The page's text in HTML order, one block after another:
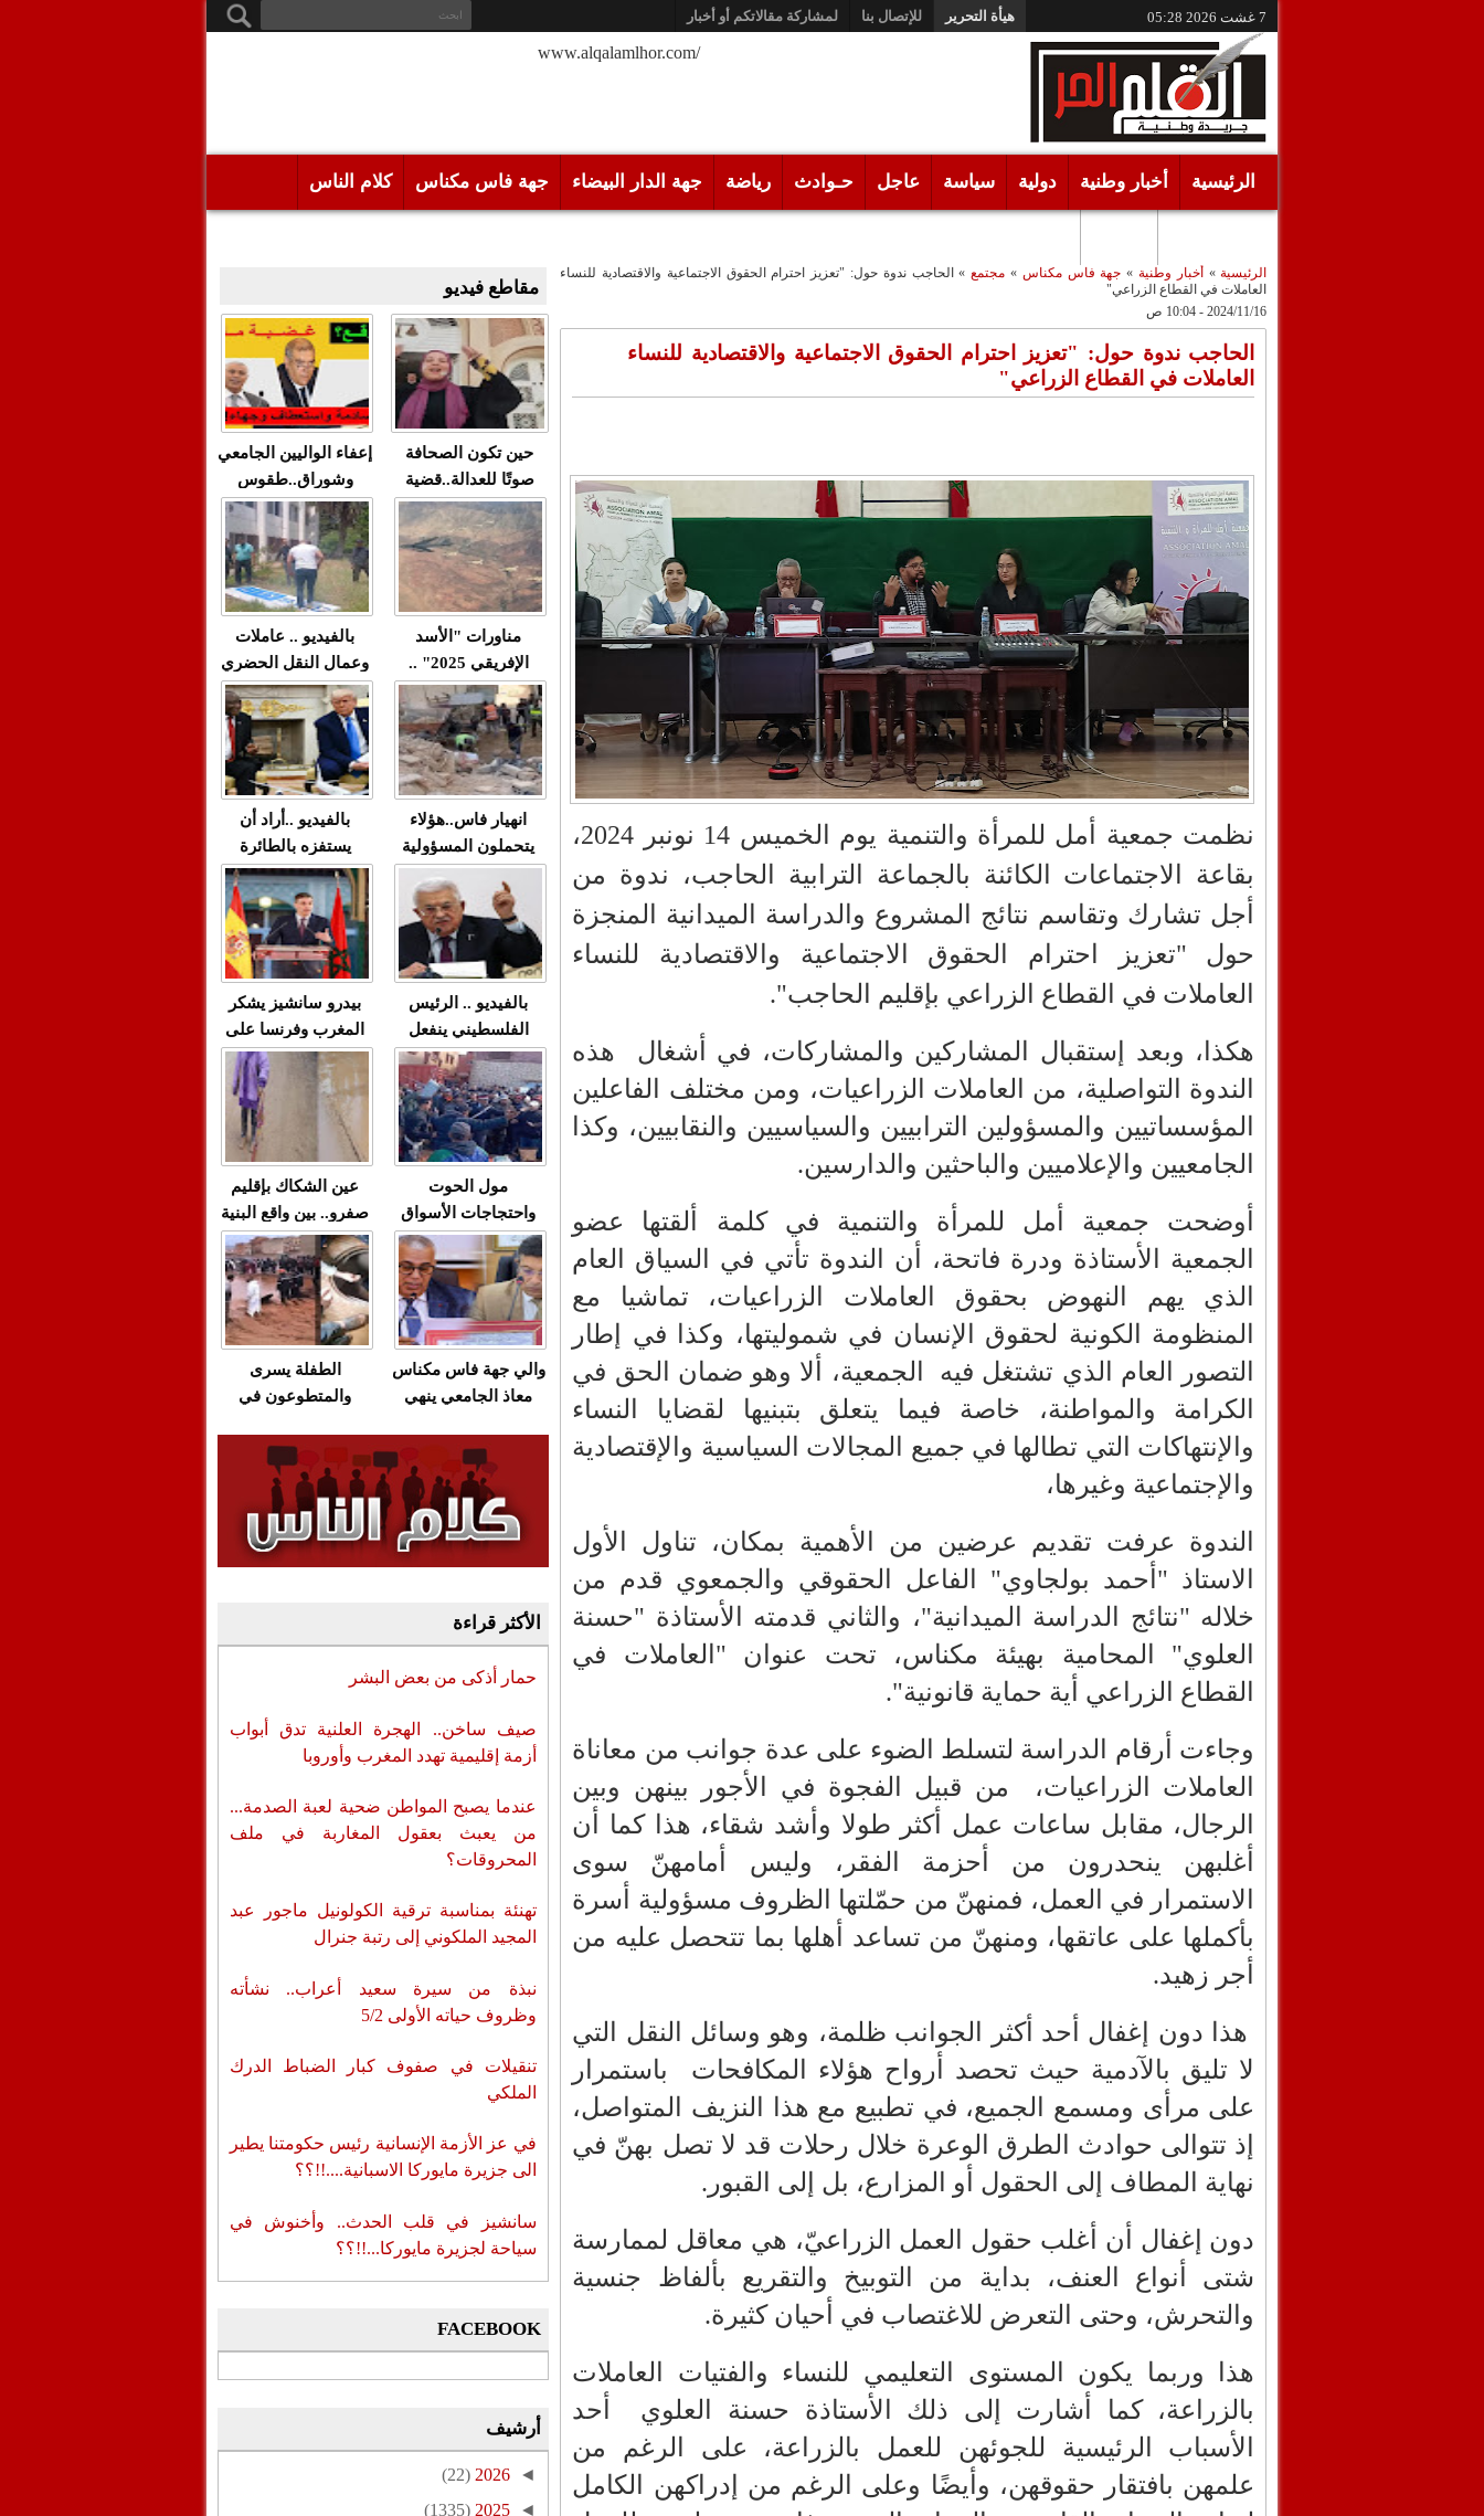
7 غشت 2026 05:28 هيأة التحرير للإتصال بنا لمشاركة مقالاتكم أو أخبار
/www.alqalamlhor.com
الرئيسية أخبار وطنية دولية سياسة عاجل حـوادث رياضة جهة الدار البيضاء جهة فاس مكناس كلام الناس
الرئيسية» أخبار وطنية » جهة فاس مكناس » مجتمع» الحاجب ندوة حول: "تعزيز احترام الحقوق الاجتماعية والاقتصادية للنساء
العاملات في القطاع الزراعي"
2024/11/16 - 10:04 ص
الحاجب ندوة حول: "تعزيز احترام الحقوق الاجتماعية والاقتصادية للنساء
العاملات في القطاع الزراعي"
نظمت جمعية أمل للمرأة والتنمية يوم الخميس 14 نونبر 2024،
بقاعة الاجتماعات الكائنة بالجماعة الترابية الحاجب، ندوة من
أجل تشارك وتقاسم نتائج المشروع والدراسة الميدانية المنجزة
حول "تعزيز احترام الحقوق الاجتماعية والاقتصادية للنساء
العاملات في القطاع الزراعي بإقليم الحاجب".
هكذا، وبعد إستقبال المشاركين والمشاركات، في أشغال هذه
الندوة التواصلية، من العاملات الزراعيات، ومن مختلف الفاعلين
المؤسساتيين والمسؤولين الترابيين والسياسيين والنقابيين، وكذا
الجامعيين والإعلاميين والباحثين والدارسين.
أوضحت جمعية أمل للمرأة والتنمية في كلمة ألقتها عضو
الجمعية الأستاذة ودرة فاتحة، أن الندوة تأتي في السياق العام
الذي يهم النهوض بحقوق العاملات الزراعيات، تماشيا مع
المنظومة الكونية لحقوق الإنسان في شموليتها، وكذا في إطار
التصور العام الذي تشتغل فيه الجمعية، ألا وهو ضمان الحق في
الكرامة والمواطنة، خاصة فيما يتعلق بتبنيها لقضايا النساء
والإنتهاكات التي تطالها في جميع المجالات السياسية والإقتصادية
والإجتماعية وغيرها،
الندوة عرفت تقديم عرضين من الأهمية بمكان، تناول الأول
الاستاذ "أحمد بولجاوي" الفاعل الحقوقي والجمعوي قدم من
خلاله "نتائج الدراسة الميدانية"، والثاني قدمته الأستاذة "حسنة
العلوي" المحامية بهيئة مكناس، تحت عنوان "العاملات في
القطاع الزراعي أية حماية قانونية".
وجاءت أرقام الدراسة لتسلط الضوء على عدة جوانب من معاناة
العاملات الزراعيات، من قبيل الفجوة في الأجور بينهن وبين
الرجال، مقابل ساعات عمل أكثر طولا وأشد شقاء، هذا كما أن
أغلبهن ينحدرون من أحزمة الفقر، وليس أمامهنّ سوى
الاستمرار في العمل، فمنهنّ من حمّلتها الظروف مسؤولية أسرة
بأكملها على عاتقها، ومنهنّ من تساعد أهلها بما تتحصل عليه من
أجر زهيد.
هذا دون إغفال أحد أكثر الجوانب ظلمة، وهو وسائل النقل التي
لا تليق بالآدمية حيث تحصد أرواح هؤلاء المكافحات باستمرار
على مرأى ومسمع الجميع، في تطبيع مع هذا النزيف المتواصل،
إذ تتوالى حوادث الطرق الوعرة خلال رحلات قد لا تصل بهنّ في
نهاية المطاف إلى الحقول أو المزارع، بل إلى القبور.
دون إغفال أن أغلب حقول العمل الزراعيّ، هي معاقل لممارسة
شتى أنواع العنف، بداية من التوبيخ والتقريع بألفاظ جنسية
والتحرش، وحتى التعرض للاغتصاب في أحيان كثيرة.
هذا وربما يكون المستوى التعليمي للنساء والفتيات العاملات
بالزراعة، كما أشارت إلى ذلك الأستاذة حسنة العلوي أحد
الأسباب الرئيسية للجوئهن للعمل بالزراعة، على الرغم من
علمهن بافتقار حقوقهن، وأيضًا وعلى الرغم من إدراكهن الكامل
مقاطع فيديو
حين تكون الصحافة
صوتًا للعدالة..قضية
"مولات 88 غرزة"
مثالا(فيديو)
متابعة حميد طولست
في زمن تزداد فيه
حالات العنف ضد
النساء ويغيب فيه أحيانًا
صدى العدالة في
ردهات الم...
إعفاء الواليين الجامعي
وشوراق..طقوس
صادمة وملتمس
"الوجهاء"؟/ صمت
وزارة الداخلية؟/أين
الوزير التوفيق؟(فيديو)
بالفيديو .. عاملات
وعمال النقل الحضري
بفاس يعبرون عن
ارتياحهم بعد إنهاء عقد
شركة "سيتي باص"
مناورات "الأسد
الإفريقي 2025" ..
شاهد القاذفة النووية
في تدريب مع ثماني
مقاتلات من نوع F-16
تابعة للقوات الجوية
الملكية المغربية
بالفيديو ..أراد أن
يستفزه بالطائرة
القطرية لكن ترامب
فضحه أمام العالم
بالحجة والدليل
انهيار فاس..هؤلاء
يتحملون المسؤولية
ومآسي العمارات
العشوائية مفتوحة
بيدرو سانشيز يشكر
المغرب وفرنسا على
استعادة الكهرباء عقب
انقطاعه في شبه
الجزيرة الإيبيرية
بالفيديو .. الرئيس
الفلسطيني ينفعل
ويهاجم حماس بألفاظ
قاسية على الهواء
عين الشكاك بإقليم
صفرو.. بين واقع البنية
التحتية المهترئة
والحملات الانتخابية
المبكرة(فيديو)
مول الحوت
واحتجاجات الأسواق
الأسبوعية/الاحتقان
الصامت والتراشق
بـ"الصناديق"/أخنوش
يرد بالصمت المريب
الطفلة يسرى
والمتطوعون في
وقنوات صرف صحي
تقتل والمحاسبة يجب
أن تطال المسؤولين
والي جهة فاس مكناس
معاذ الجامعي ينهي
والعمال مع شركة
سيتي باص + وثيقة
وفيديو
الأكثر قراءة
حمار أذكى من بعض البشر
صيف ساخن.. الهجرة العلنية تدق أبواب
أزمة إقليمية تهدد المغرب وأوروبا
عندما يصبح المواطن ضحية لعبة الصدمة...
من يعبث بعقول المغاربة في ملف
المحروقات؟
تهنئة بمناسبة ترقية الكولونيل ماجور عبد
المجيد الملكوني إلى رتبة جنرال
نبذة من سيرة سعيد أعراب.. نشأته
وظروف حياته الأولى 5/2
تنقيلات في صفوف كبار الضباط الدرك
الملكي
في عز الأزمة الإنسانية رئيس حكومتنا يطير
الى جزيرة مايوركا الاسبانية....!!؟؟
سانشيز في قلب الحدث.. وأخنوش في
سياحة لجزيرة مايوركا...!!؟؟
FACEBOOK
أرشيف
◄
2026
(22)
◄
2025
(1335)